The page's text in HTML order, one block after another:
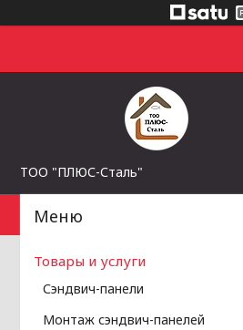
ТОО "ПЛЮС-Сталь"
Товары и услуги
Сэндвич-панели
Монтаж сэндвич-панелей